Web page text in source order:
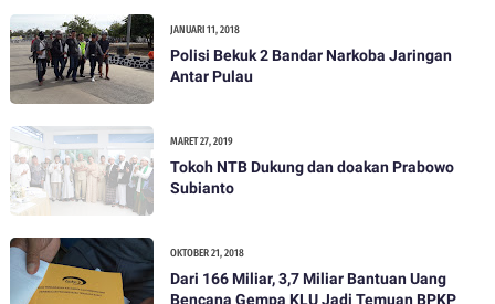
JANUARI 11, 2018
Polisi Bekuk 2 Bandar Narkoba Jaringan
Antar Pulau
MARET 27, 2019
Tokoh NTB Dukung dan doakan Prabowo
Subianto
OKTOBER 21, 2018
Dari 166 Miliar, 3,7 Miliar Bantuan Uang
Bencana Gempa KLU Jadi Temuan BPKP